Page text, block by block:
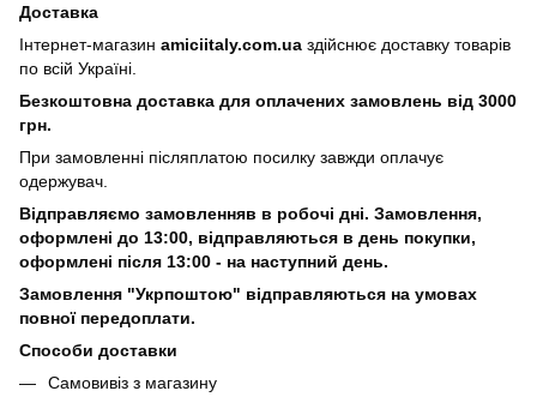
Доставка
Інтернет-магазин amiciitaly.com.ua здійснює доставку товарів
по всій Україні.
Безкоштовна доставка для оплачених замовлень від 3000
грн.
При замовленні післяплатою посилку завжди оплачує
одержувач.
Відправляємо замовленняв в робочі дні. Замовлення,
оформлені до 13:00, відправляються в день покупки,
оформлені після 13:00 - на наступний день.
Замовлення "Укрпоштою" відправляються на умовах
повної передоплати.
Способи доставки
Самовивіз з магазину